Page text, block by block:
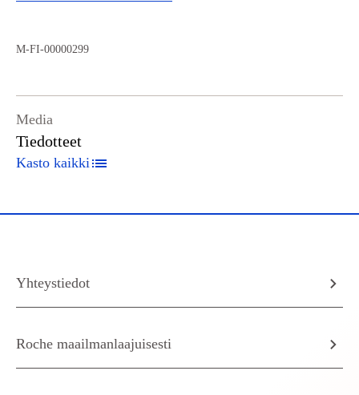
M-FI-00000299
Media
Tiedotteet
Kasto kaikki
Yhteystiedot
Roche maailmanlaajuisesti